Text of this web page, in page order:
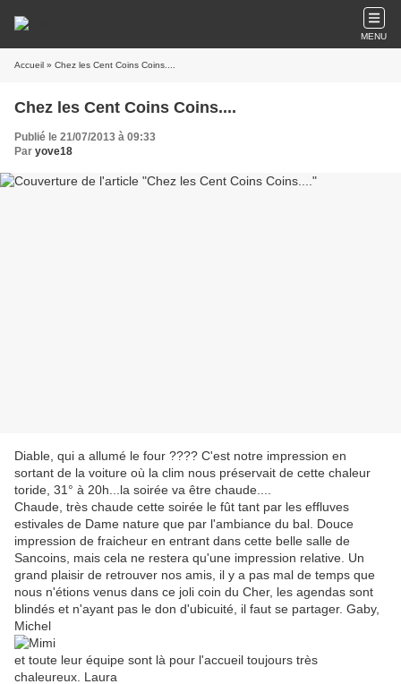
MENU
Accueil » Chez les Cent Coins Coins....
Chez les Cent Coins Coins....
Publié le 21/07/2013 à 09:33
Par yove18
Diable, qui a allumé le four ???? C'est notre impression en
sortant de la voiture où la clim nous préservait de cette chaleur
toride, 31° à 20h...la soirée va être chaude....
Chaude, très chaude cette soirée le fût tant par les effluves
estivales de Dame nature que par l'ambiance du bal. Douce
impression de fraicheur en entrant dans cette belle salle de
Sancoins, mais cela ne restera qu'une impression relative. Un
grand plaisir de retrouver nos amis, il y a pas mal de temps que
nous n'étions venus dans ce joli coin du Cher, les agendas sont
blindés et n'ayant pas le don d'ubicuité, il faut se partager. Gaby,
Michel
et toute leur équipe sont là pour l'accueil toujours très
chaleureux. Laura